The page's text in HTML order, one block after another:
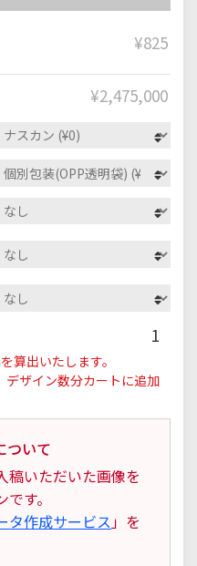
¥825
¥2,475,000
1
算出いたします。
ザイン数分カートに追加
ついて
稿いただいた画像を
す。
タ作成サービス 」を